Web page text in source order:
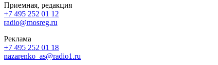
Приемная, редакция
+7 495 252 01 12
radio@mosreg.ru
Реклама
+7 495 252 01 18
nazarenko_as@radio1.ru